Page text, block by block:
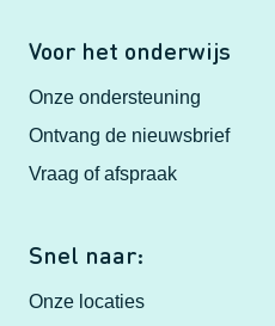
Voor het onderwijs
Onze ondersteuning
Ontvang de nieuwsbrief
Vraag of afspraak
Snel naar:
Onze locaties